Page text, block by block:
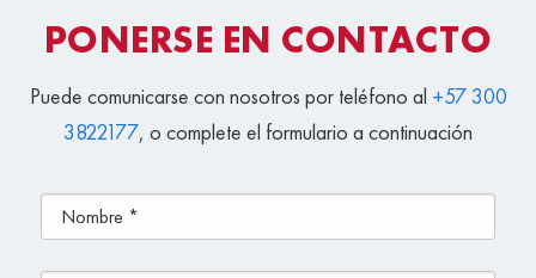
PONERSE EN CONTACTO
Puede comunicarse con nosotros por teléfono al +57 300
3822177, o complete el formulario a continuación